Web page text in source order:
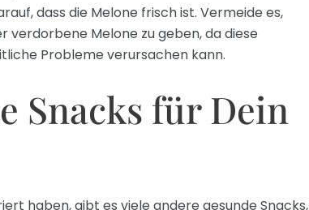
dass die Melone frisch ist. Vermeide es,
verdorbene Melone zu geben, da diese
Probleme verursachen kann.
Snacks für Dein
haben, gibt es viele andere gesunde Snacks,